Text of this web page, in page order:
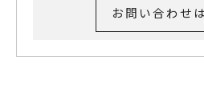
お問い合わせ